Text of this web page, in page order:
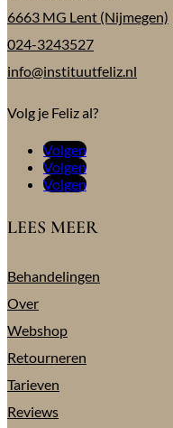
6663 MG Lent (Nijmegen)
024-3243527
info@instituutfeliz.nl
Volg je Feliz al?
Volgen
Volgen
Volgen
LEES MEER
Behandelingen
Over
Webshop
Retourneren
Tarieven
Reviews